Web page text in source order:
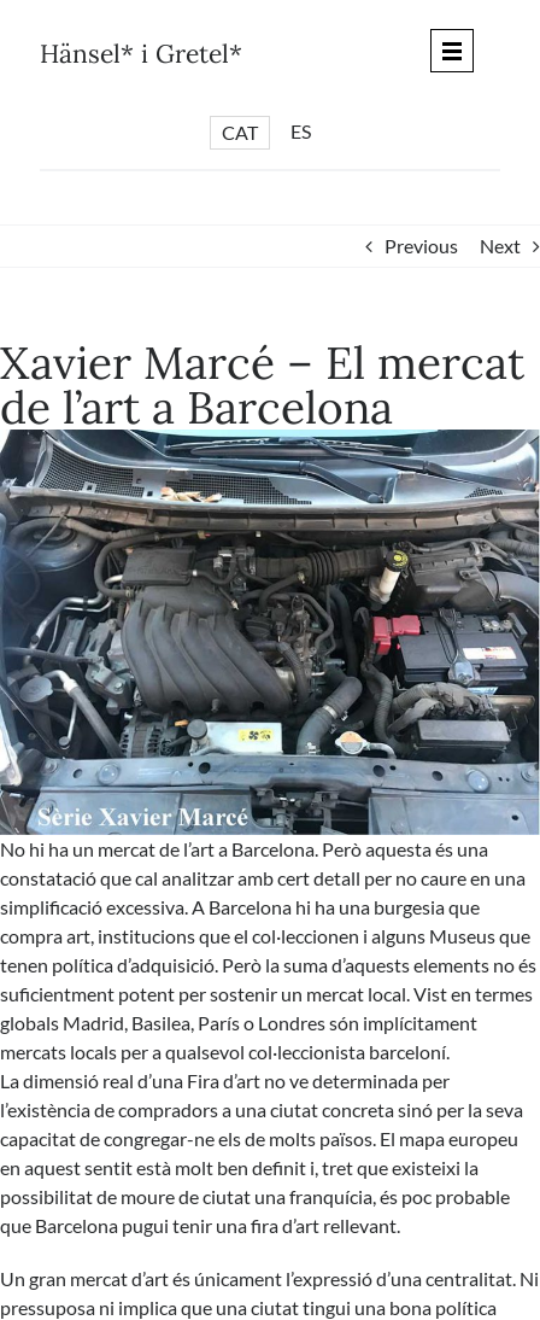
content
Hänsel* i Gretel*
CAT ES
*PISTES LITERÀRIES
*SÈRIE CULTURAL
*DIARI DEL DIA DESPRÉS
*QUIOSC HÄNSEL* i GRETEL*
*UNIVERS HÄNSEL* i GRETEL*
Previous Next
Xavier Marcé – El mercat
de l’art a Barcelona
No hi ha un mercat de l’art a Barcelona. Però aquesta és una
constatació que cal analitzar amb cert detall per no caure en una
simplificació excessiva. A Barcelona hi ha una burgesia que
compra art, institucions que el col·leccionen i alguns Museus que
tenen política d’adquisició. Però la suma d’aquests elements no és
suficientment potent per sostenir un mercat local. Vist en termes
globals Madrid, Basilea, París o Londres són implícitament
mercats locals per a qualsevol col·leccionista barceloní.
La dimensió real d’una Fira d’art no ve determinada per
l’existència de compradors a una ciutat concreta sinó per la seva
capacitat de congregar-ne els de molts països. El mapa europeu
en aquest sentit està molt ben definit i, tret que existeixi la
possibilitat de moure de ciutat una franquícia, és poc probable
que Barcelona pugui tenir una fira d’art rellevant.
Un gran mercat d’art és únicament l’expressió d’una centralitat. Ni
pressuposa ni implica que una ciutat tingui una bona política